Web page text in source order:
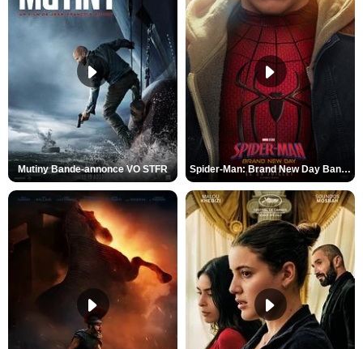
Mutiny Bande-annonce VO STFR Spider-Man: Brand New Day Bande-annonce VO STFR